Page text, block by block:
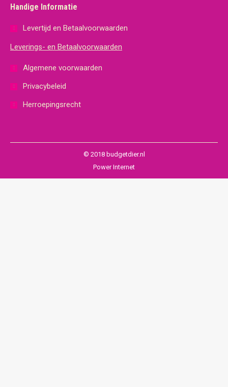
Handige Informatie
Levertijd en Betaalvoorwaarden
Leverings- en Betaalvoorwaarden
Algemene voorwaarden
Privacybeleid
Herroepingsrecht
© 2018 budgetdier.nl
Power Internet